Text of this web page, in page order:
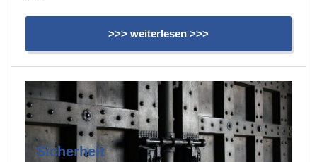
>>> weiterlesen >>>
Sicherheit